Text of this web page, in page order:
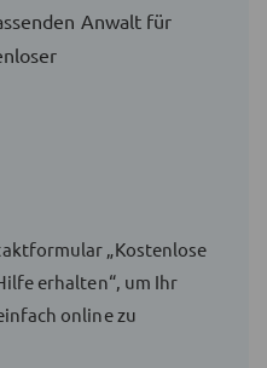
Anwalt für
„Kostenlose
erhalten“, um Ihr
online zu